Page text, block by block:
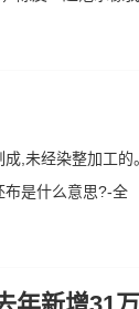
,未经染整加工
布是什么意思?-全